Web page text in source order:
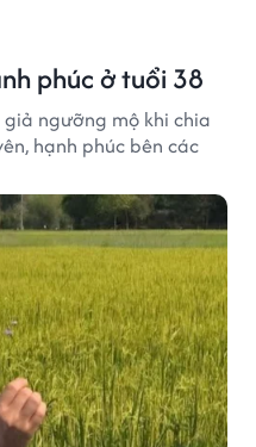
phúc ở tuổi 38
giả ngưỡng mộ khi chia
hạnh phúc bên các